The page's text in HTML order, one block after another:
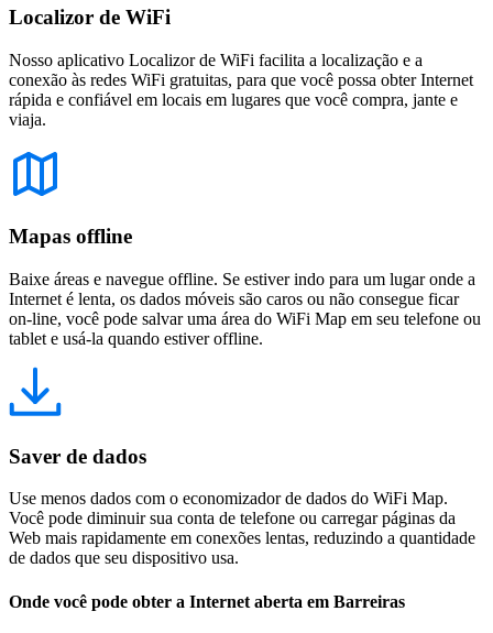
Localizor de WiFi
Nosso aplicativo Localizor de WiFi facilita a localização e a
conexão às redes WiFi gratuitas, para que você possa obter Internet
rápida e confiável em locais em lugares que você compra, jante e
viaja.
Mapas offline
Baixe áreas e navegue offline. Se estiver indo para um lugar onde a
Internet é lenta, os dados móveis são caros ou não consegue ficar
on-line, você pode salvar uma área do WiFi Map em seu telefone ou
tablet e usá-la quando estiver offline.
Saver de dados
Use menos dados com o economizador de dados do WiFi Map.
Você pode diminuir sua conta de telefone ou carregar páginas da
Web mais rapidamente em conexões lentas, reduzindo a quantidade
de dados que seu dispositivo usa.
Onde você pode obter a Internet aberta em Barreiras